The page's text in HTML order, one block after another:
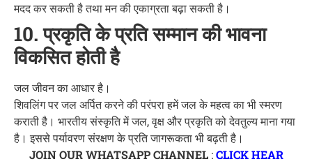
मदद कर सकती है तथा मन की एकाग्रता बढ़ा सकती है।
10. प्रकृति के प्रति सम्मान की भावना
विकसित होती है
जल जीवन का आधार है।
शिवलिंग पर जल अर्पित करने की परंपरा हमें जल के महत्व का भी स्मरण
कराती है। भारतीय संस्कृति में जल, वृक्ष और प्रकृति को देवतुल्य माना गया
है। इससे पर्यावरण संरक्षण के प्रति जागरूकता भी बढ़ती है।
JOIN OUR WHATSAPP CHANNEL:CLICK HEAR